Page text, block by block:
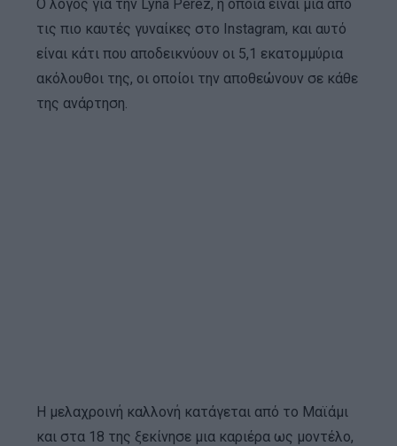
O λόγος για την Lyna Perez, η οποία είναι μια από
τις πιο καυτές γυναίκες στο Instagram, και αυτό
είναι κάτι που αποδεικνύουν οι 5,1 εκατομμύρια
ακόλουθοι της, οι οποίοι την αποθεώνουν σε κάθε
της ανάρτηση.
Η μελαχροινή καλλονή κατάγεται από το Μαϊάμι
και στα 18 της ξεκίνησε μια καριέρα ως μοντέλο,